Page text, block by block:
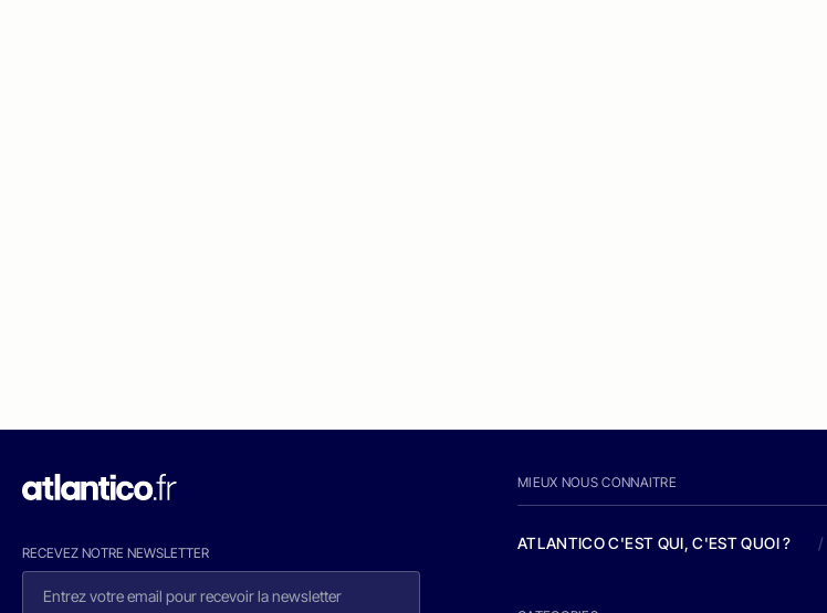
RECEVEZ NOTRE NEWSLETTER
MIEUX NOUS CONNAITRE
ATLANTICO C'EST QUI, C'EST QUOI ? /